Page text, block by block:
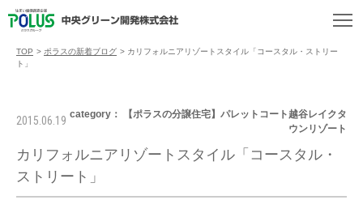
TOP > ポラスの新着ブログ > カリフォルニアリゾートスタイル「コースタル・ストリー
ト」
2015.06.19 category： 【ポラスの分譲住宅】パレットコート越谷レイクタ
ウンリゾート
カリフォルニアリゾートスタイル「コースタル・
ストリート」